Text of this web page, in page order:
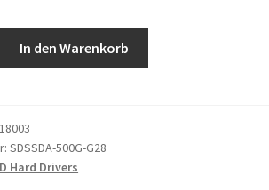
In den Warenkorb
SDSSDA-500G-G28
Hard Drivers